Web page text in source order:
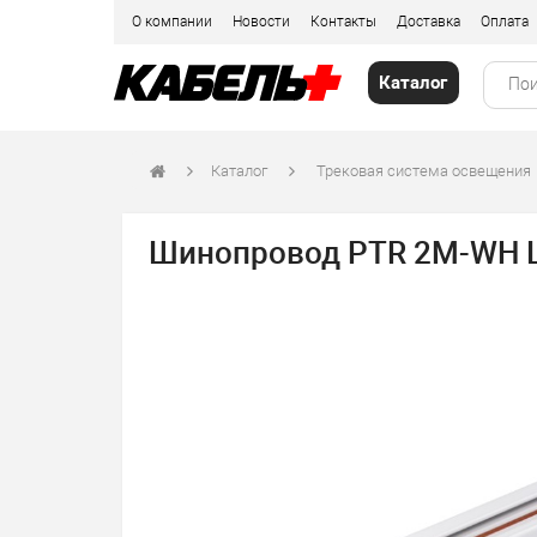
О компании Новости Контакты Доставка Оплата
Каталог
Каталог Трековая система освещения
Шинопровод PTR 2M-